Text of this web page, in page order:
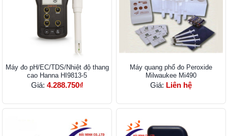
Máy đo pH/EC/TDS/Nhiệt độ thang
cao Hanna HI9813-5
Giá: 4.288.750₫
Máy quang phổ đo Peroxide
Milwaukee Mi490
Giá: Liên hệ